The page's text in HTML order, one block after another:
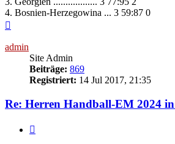
4. Bosnien-Herzegowina ... 3 59:87 0
admin
Site Admin
Beiträge: 869
Registriert: 14 Jul 2017, 21:35
Re: Herren Handball-EM 2024